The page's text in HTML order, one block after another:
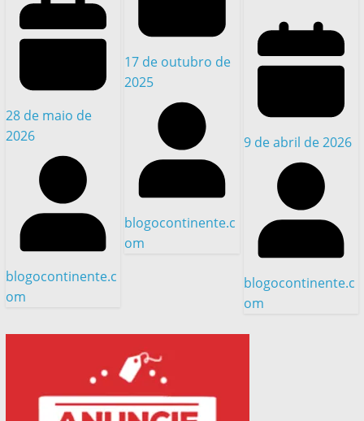
28 de maio de
2026
blogocontinente.c
om
17 de outubro de
2025
blogocontinente.c
om
9 de abril de 2026
blogocontinente.c
om